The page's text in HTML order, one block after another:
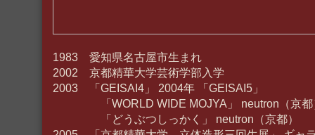
1983 愛知県名古屋市生まれ
2002 京都精華大学芸術学部入学
2003 「GEISAI4」 2004年 「GEISAI5」
「WORLD WIDE MOJYA」 neutron（京都
「どうぶつしっかく」 neutron（京都）